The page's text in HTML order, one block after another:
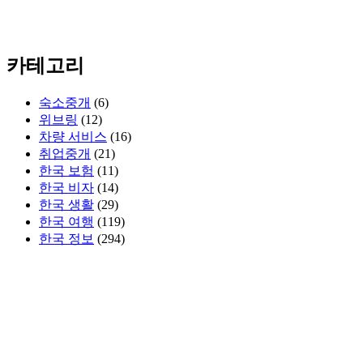
카테고리
숙소중개 (6)
위브링 (12)
차량 서비스 (16)
취업중개 (21)
한국 보험 (11)
한국 비자 (14)
한국 생활 (29)
한국 여행 (119)
한국 정보 (294)